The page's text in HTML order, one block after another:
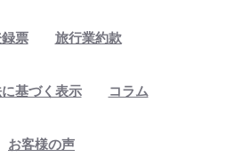
票 旅行業約款
基づく表示 コラム
お客様の声